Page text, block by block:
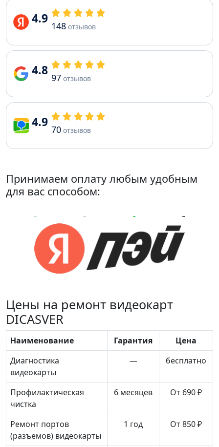
4.9 148 отзывов
4.8 97 отзывов
4.9 70 отзывов
Принимаем оплату любым удобным
для вас способом:
Цены на ремонт видеокарт
DICASVER
Наименование Гарантия
Цена
Диагностика
видеокарты
— бесплатно
Профилактическая
чистка
6 месяцев От 690 ₽
Ремонт портов
(разъемов) видеокарты
1 год От 850 ₽